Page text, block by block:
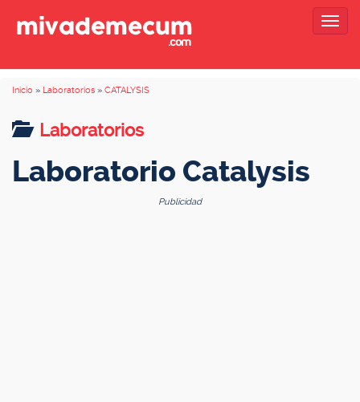
Inicio » Laboratorios » CATALYSIS
Laboratorios
Laboratorio Catalysis
Publicidad